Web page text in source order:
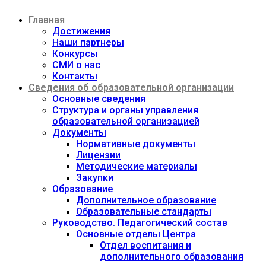
содержимому
Главная
Достижения
Наши партнеры
Конкурсы
СМИ о нас
Контакты
Сведения об образовательной организации
Основные сведения
Структура и органы управления
образовательной организацией
Документы
Нормативные документы
Лицензии
Методические материалы
Закупки
Образование
Дополнительное образование
Образовательные стандарты
Руководство. Педагогический состав
Основные отделы Центра
Отдел воспитания и
дополнительного образования